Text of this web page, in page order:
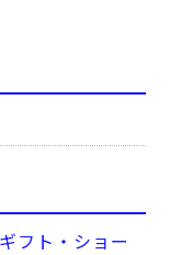
フト・ショー